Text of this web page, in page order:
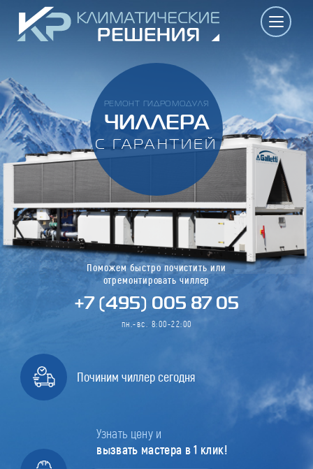
РЕМОНТ ГИДРОМОДУЛЯ
ЧИЛЛЕРА
С ГАРАНТИЕЙ
Поможем быстро почистить или
отремонтировать чиллер
+7 (495) 005 87 05
пн.-вс. 8:00-22:00
Починим чиллер сегодня
Узнать цену и
вызвать мастера в 1 клик!